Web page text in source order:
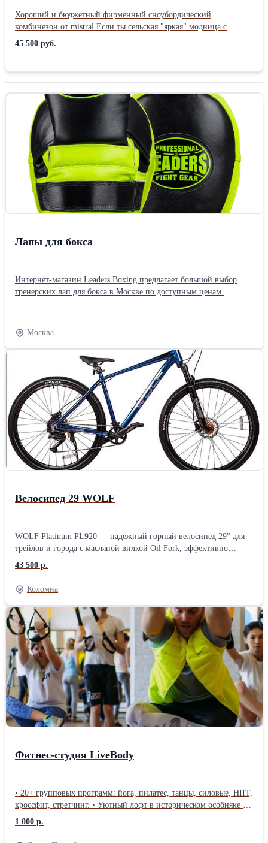
Хороший и бюджетный фирменный сноубордический
комбинезон от mistral Если ты сельская "яркая" модница с
хвостом из шлема, королева стиля привокзальной пельменной,
не понимаешь чем бренд отличается от дешевой колхозной
"гламурными" фотографиями своей голой задницы на фоне
Размер М синий ПРОДАН розовый в 1 экземпляре - Мембрана
10к - Куча карманов - Подкладка утеплитель - Внутренние
манжеты - Усиленный козырек на капюшоне - Все необходимые
регулировки - Уникальный фасон CD cut fit, для невысоких
девушек с широкими бедрами он идеален - Рост от 155 до 166
желательно - Он так же отлично подойдет стройным девушкам
роста 155-166 если нравится носить эту одежду на рэпчике, по
сноубордически ( модели на фото 166 и 169 надет L )
45 500 руб.
Лапы для бокса
Интернет-магазин Leaders Boxing предлагает большой выбор
тренерских лап для бокса в Москве по доступным ценам.
выделки хорошо сопротивляется повреждениям, долго остается
прочным. Многослойный пенный наполнитель сохраняет объем
и упругость, не пробивается и не сбивается даже при регулярных
тренировках. Ознакомиться с предложением Вы можете на
—
Москва
Велосипед 29 WOLF
WOLF Platinum PL920 — надёжный горный велосипед 29" для
трейлов и города с масляной вилкой Oil Fork, эффективно
гасящей вибрации на неровностях. Оснащён современным
группсетом Shimano CUES для чёткого переключения передач в
любых условиях и колёсами 29" для высокой проходимости и
стабильности. Прочная рама с эргономичной геометрией
обеспечивает комфорт и контроль для тренировок или отдыха.
Стильный дизайн и качественная сборка делают его идеальным
выбором для активных райдеров.
43 500 р.
Коломна
Фитнес-студия LiveBody
• 20+ групповых программ: йога, пилатес, танцы, силовые, HIIT,
кроссфит, стретчинг. • Уютный лофт в историческом особняке с
живыми растениями. • Сауна, душевые и зона отдыха. • Вкусные
смузи после тренировки. Почему выбирают нас: Дружелюбная
атмосфера без «пафоса», опытные тренеры, удобное расписание
1 000 р.